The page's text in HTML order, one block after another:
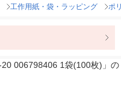
工作用紙・袋・ラッピング ポ